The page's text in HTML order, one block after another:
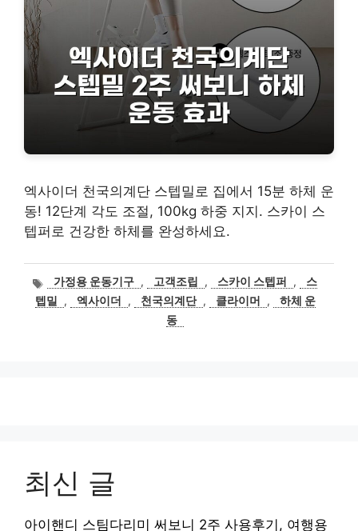
엑사이더 천국의계단 스텝밀로 집에서 15분 하체 운
동! 12단계 각도 조절, 100kg 하중 지지. 스카이 스
텝퍼로 건강한 하체를 완성하세요.
태
그
가정용 운동기구 , 고객조립 , 스카이 스텝퍼 ,
스
텝밀
, 엑사이더 , 천국의계단 , 클라이머 ,
하체 운
동
최신 글
아이핸디 스팀다리미 써보니 2주 사용후기, 여행용